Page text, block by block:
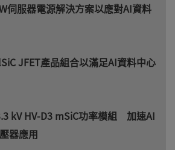
伺服器電源解決方案以應對AI資料
JFET產品組合以滿足AI資料中心
kV HV-D3 mSiC功率模組 加速AI
器應用